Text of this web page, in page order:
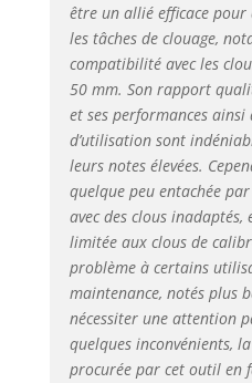
être un allié efficace
les tâches de clouage,
compatibilité avec les
50 mm. Son rapport
et ses performances
d’utilisation sont
leurs notes élevées.
quelque peu entachée
avec des clous
limitée aux clous de
problème à certains
maintenance, notés plus
nécessiter une attention
quelques inconvénients,
procurée par cet outil en